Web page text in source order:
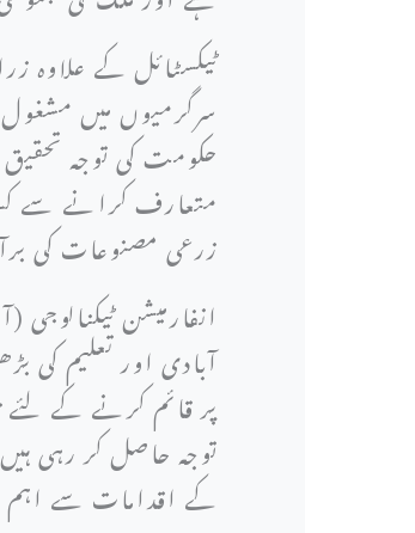
سرگرمیوں میں
حکومت کی توجہ
متعارف کرانے سے
زرعی مصنوعات کی
انفارمیشن
آبادی اور تعلیم کی
پر قائم کرنے کے لئے
توجہ حاصل کر رہی
کے اقدامات سے اہم